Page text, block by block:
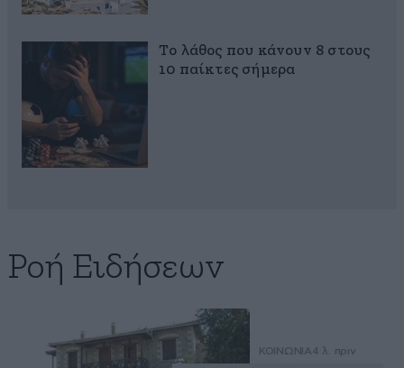
Το λάθος που κάνουν 8 στους
10 παίκτες σήμερα
Ροή Ειδήσεων
ΚΟΙΝΩΝΙΑ4 λ. πριν